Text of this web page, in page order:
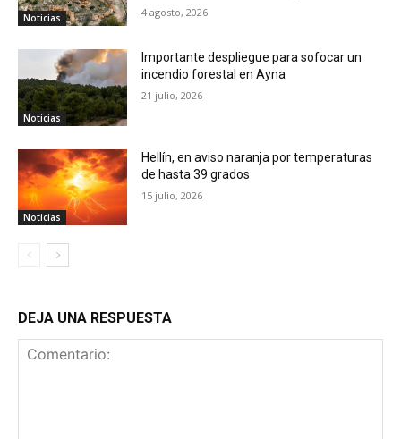
Noticias 4 agosto, 2026
Noticias
Importante despliegue para sofocar un
incendio forestal en Ayna
21 julio, 2026
Noticias
Hellín, en aviso naranja por temperaturas
de hasta 39 grados
15 julio, 2026
DEJA UNA RESPUESTA